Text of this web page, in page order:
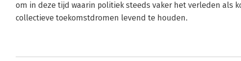
om in deze tijd waarin politiek steeds vaker het verleden als
collectieve toekomstdromen levend te houden.